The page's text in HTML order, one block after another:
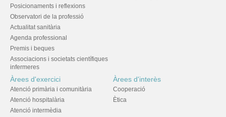
Posicionaments i reflexions
Observatori de la professió
Actualitat sanitària
Agenda professional
Premis i beques
Associacions i societats científiques
infermeres
Àrees d'exercici
Atenció primària i comunitària
Atenció hospitalària
Atenció intermèdia
Àrees d'interès
Cooperació
Ètica